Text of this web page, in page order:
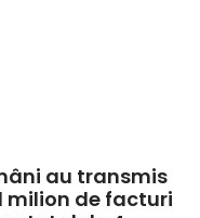
au transmis
milion de facturi